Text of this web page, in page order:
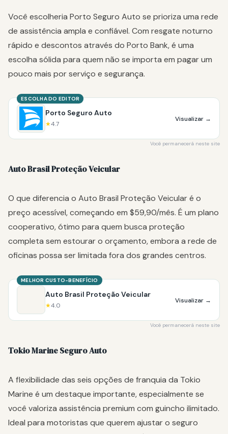
Você escolheria Porto Seguro Auto se prioriza uma rede
de assistência ampla e confiável. Com resgate noturno
rápido e descontos através do Porto Bank, é uma
escolha sólida para quem não se importa em pagar um
pouco mais por serviço e segurança.
ESCOLHA DO EDITOR
Porto Seguro Auto
★4.7
Visualizar →
Você permanecerá neste site
Auto Brasil Proteção Veicular
O que diferencia o Auto Brasil Proteção Veicular é o
preço acessível, começando em $59,90/mês. É um plano
cooperativo, ótimo para quem busca proteção
completa sem estourar o orçamento, embora a rede de
oficinas possa ser limitada fora dos grandes centros.
MELHOR CUSTO-BENEFÍCIO
Auto Brasil Proteção Veicular
★4.0
Visualizar →
Você permanecerá neste site
Tokio Marine Seguro Auto
A flexibilidade das seis opções de franquia da Tokio
Marine é um destaque importante, especialmente se
você valoriza assistência premium com guincho ilimitado.
Ideal para motoristas que querem ajustar o seguro